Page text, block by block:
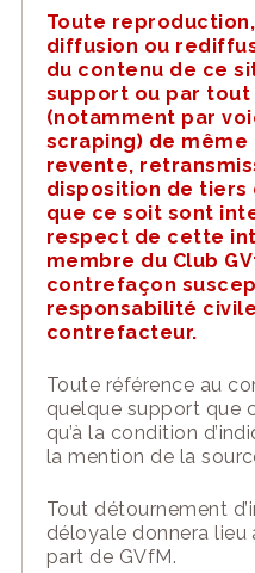
Toute
diffusion ou
du contenu de ce
support ou par
(notamment par
scraping) de
revente,
disposition de tiers
que ce soit sont
respect de cette
membre du Club
contrefaçon
responsabilité
contrefacteur.
Toute référence au
quelque support que
qu’à la condition
la mention de la
Tout détournement
déloyale donnera lieu
part de GVfM.